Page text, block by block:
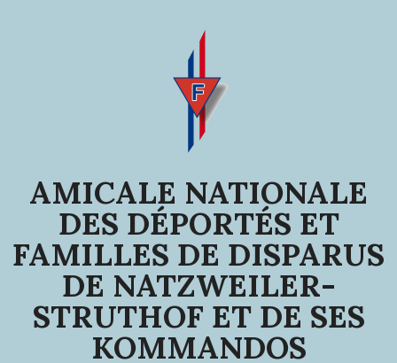
AMICALE NATIONALE
DES DÉPORTÉS ET
FAMILLES DE DISPARUS
DE NATZWEILER-
STRUTHOF ET DE SES
KOMMANDOS